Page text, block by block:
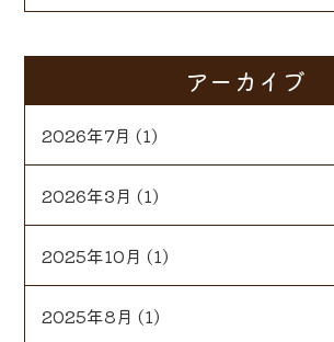
アーカイブ
2026年7月 (1)
2026年3月 (1)
2025年10月 (1)
2025年8月 (1)